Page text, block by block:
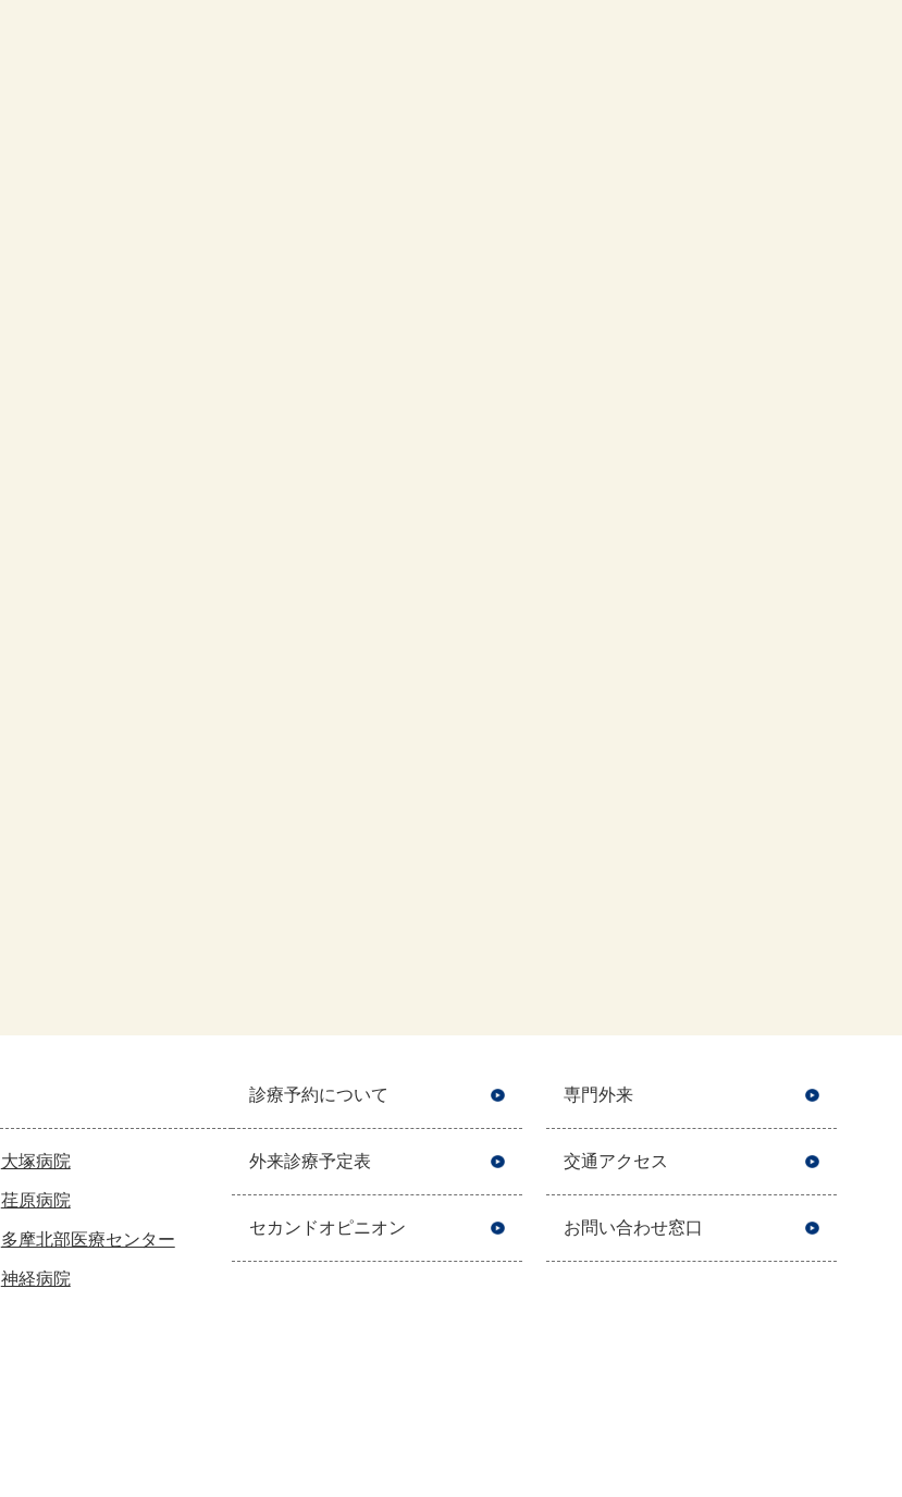
大塚病院
荏原病院
多摩北部医療センター
神経病院
診療予約について
外来診療予定表
セカンドオピニオン
専門外来
交通アクセス
お問い合わせ窓口